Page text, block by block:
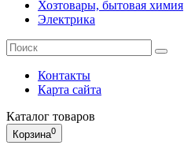
Хозтовары, бытовая химия
Электрика
Контакты
Карта сайта
Каталог товаров
Корзина0